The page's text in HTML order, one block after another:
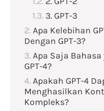
3. GPT-3
Apa Kelebihan
Dengan GPT-3?
Apa Saja
GPT-4?
Apakah GPT-4
Menghasilkan
Kompleks?